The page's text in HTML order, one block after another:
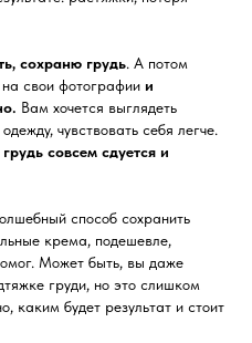
сохраню грудь. А потом
свои фотографии и
Вам хочется выглядеть
чувствовать себя легче.
совсем сдуется и
способ сохранить
крема, подешевле,
Может быть, вы даже
груди, но это слишком
каким будет результат и стоит